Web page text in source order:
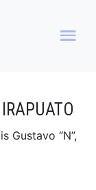
Gustavo “N”,